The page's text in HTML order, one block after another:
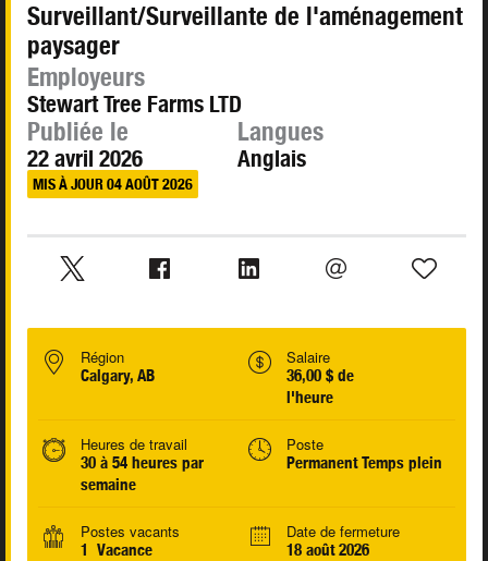
Surveillant/Surveillante de l'aménagement
paysager
Employeurs
Stewart Tree Farms LTD
Publiée le
22 avril 2026
MIS À JOUR 04 AOÛT 2026
Langues
Anglais
Région
Calgary, AB
Salaire
36,00 $ de
l'heure
Heures de travail
30 à 54 heures par
semaine
Poste
Permanent Temps plein
Postes vacants
1 Vacance
Date de fermeture
18 août 2026